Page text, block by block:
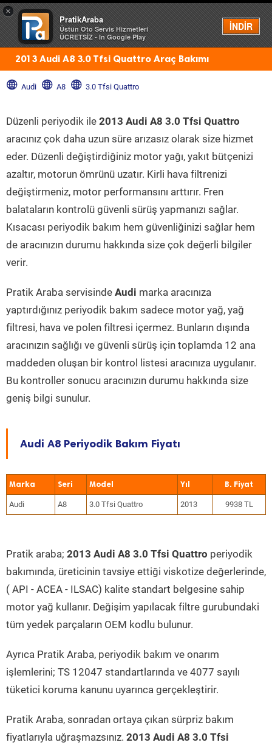
×
PratikAraba
Üstün Oto Servis Hizmetleri
ÜCRETSİZ - In Google Play
İNDİR
Menü
2013 Audi A8 3.0 Tfsi Quattro Araç Bakımı
Audi A8 3.0 Tfsi Quattro
Düzenli periyodik ile 2013 Audi A8 3.0 Tfsi Quattro
aracınız çok daha uzun süre arızasız olarak size hizmet
eder. Düzenli değiştirdiğiniz motor yağı, yakıt bütçenizi
azaltır, motorun ömrünü uzatır. Kirli hava filtrenizi
değiştirmeniz, motor performansını arttırır. Fren
balataların kontrolü güvenli sürüş yapmanızı sağlar.
Kısacası periyodik bakım hem güvenliğinizi sağlar hem
de aracınızın durumu hakkında size çok değerli bilgiler
verir.
Pratik Araba servisinde Audi marka aracınıza
yaptırdığınız periyodik bakım sadece motor yağ, yağ
filtresi, hava ve polen filtresi içermez. Bunların dışında
aracınızın sağlığı ve güvenli sürüş için toplamda 12 ana
maddeden oluşan bir kontrol listesi aracınıza uygulanır.
Bu kontroller sonucu aracınızın durumu hakkında size
geniş bilgi sunulur.
Audi A8 Periyodik Bakım Fiyatı
Marka Seri Model Yıl
Audi A8 3.0 Tfsi Quattro 2013 9938 TL
Pratik araba; 2013 Audi A8 3.0 Tfsi Quattro periyodik
bakımında, üreticinin tavsiye ettiği viskotize değerlerinde,
( API - ACEA - ILSAC) kalite standart belgesine sahip
motor yağ kullanır. Değişim yapılacak filtre gurubundaki
tüm yedek parçaların OEM kodlu bulunur.
Ayrıca Pratik Araba, periyodik bakım ve onarım
işlemlerini; TS 12047 standartlarında ve 4077 sayılı
tüketici koruma kanunu uyarınca gerçekleştirir.
Pratik Araba, sonradan ortaya çıkan sürpriz bakım
fiyatlarıyla uğraşmazsınız. 2013 Audi A8 3.0 Tfsi